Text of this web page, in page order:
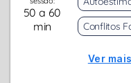
50 a 60
min
Conflitos
Ver